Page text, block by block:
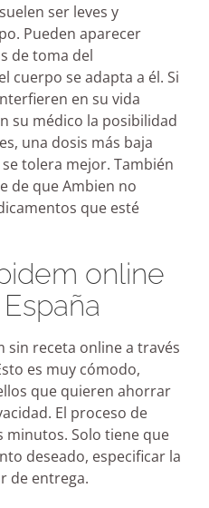
ser leves y
Pueden aparecer
de toma del
cuerpo se adapta a él. Si
en su vida
su médico la posibilidad
una dosis más baja
tolera mejor. También
de que Ambien no
que esté
online
sin receta online a través
es muy cómodo,
que quieren ahorrar
El proceso de
Solo tiene que
deseado, especificar la
de entrega.